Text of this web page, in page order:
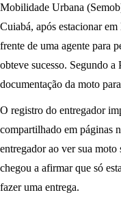
Mobilidade Urbana
Cuiabá, após estacionar
frente de uma agente para
obteve sucesso. Segundo
documentação da moto
O registro do entregador
compartilhado em páginas
entregador ao ver sua
chegou a afirmar que só
fazer uma entrega.